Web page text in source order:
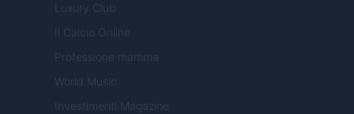
Luxury Club
Il Calcio Online
Professione mamma
World Music
Investimenti Magazine